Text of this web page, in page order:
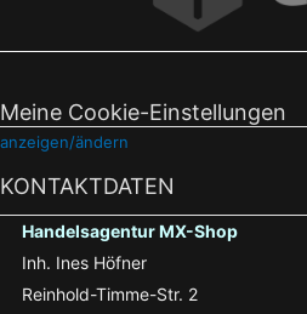
Meine Cookie-Einstellungen
anzeigen/ändern
KONTAKTDATEN
Handelsagentur MX-Shop
Inh. Ines Höfner
Reinhold-Timme-Str. 2